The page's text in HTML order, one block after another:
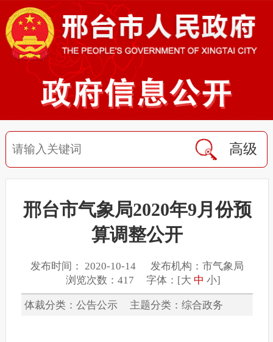
高级
邢台市气象局2020年9月份预
算调整公开
发布时间： 2020-10-14 发布机构：市气象局
浏览次数：417 字体：[大 中 小]
体裁分类：公告公示 主题分类：综合政务